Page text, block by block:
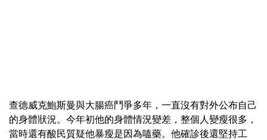
查德威克鮑斯曼與大腸癌鬥爭多年，一直沒有對外公布自己
的身體狀況。今年初他的身體情況變差，整個人變瘦很多，
當時還有酸民質疑他暴瘦是因為嗑藥。他確診後還堅持工